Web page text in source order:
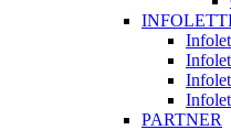
PARTNER